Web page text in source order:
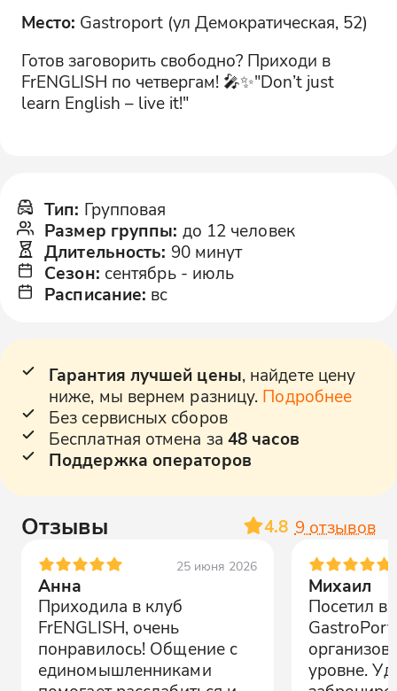
Место: Gastroport (ул Демократическая, 52)
Готов заговорить свободно? Приходи в
FrENGLISH по четвергам! 🎤✨"Don’t just
learn English – live it!"
Тип: Групповая
Размер группы: до 12 человек
Длительность: 90 минут
Сезон: сентябрь- июль
Расписание: вс
Гарантия лучшей цены, найдете цену
ниже, мы вернем разницу. Подробнее
Без сервисных сборов
Бесплатная отмена за 48 часов
Поддержка операторов
Отзывы 4.8 9 отзывов
25 июня 2026
Анна
Приходила в клуб
FrENGLISH, очень
понравилось! Общение с
единомышленниками
Михаил
Посетил
уровне.